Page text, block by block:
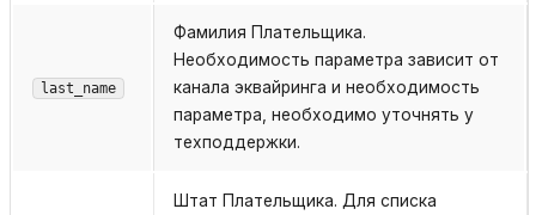
last_name
Фамилия Плательщика.
Необходимость параметра зависит от
канала эквайринга и необходимость
параметра, необходимо уточнять у
техподдержки.
Штат Плательщика. Для списка